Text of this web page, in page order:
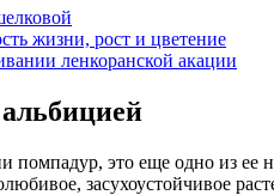
жизни, рост и цветение
ленкоранской акации
это еще одно из ее
засухоустойчивое